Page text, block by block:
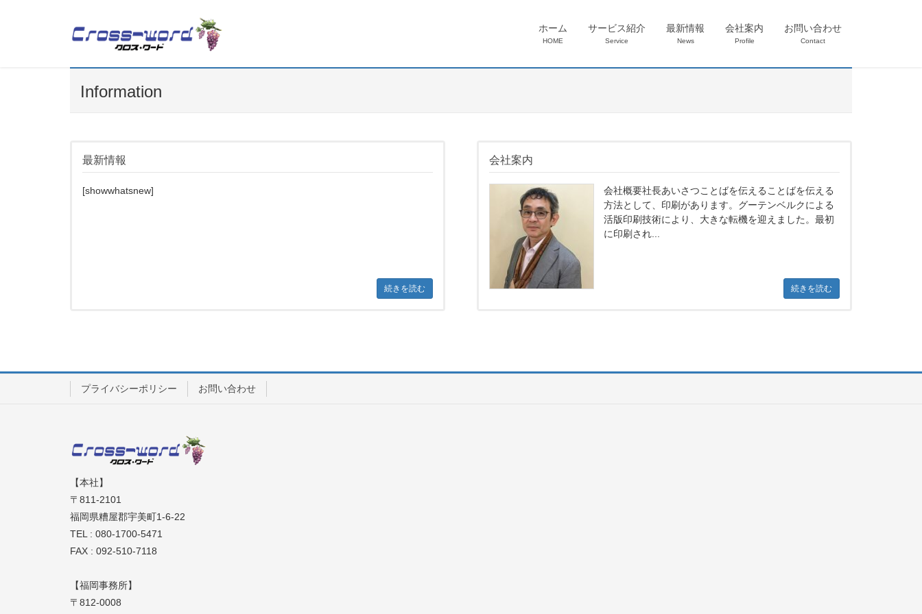
ホーム
HOME
サービス紹介
Service
最新情報
News
会社案内
Profile
お問い合わせ
Contact
Information
最新情報
[showwhatsnew]
続きを読む
会社案内
会社概要社長あいさつことばを伝えることばを伝える
方法として、印刷があります。グーテンベルクによる
活版印刷技術により、大きな転機を迎えました。最初
に印刷され...
続きを読む
プライバシーポリシー お問い合わせ
【本社】
〒811-2101
福岡県糟屋郡宇美町1-6-22
TEL : 080-1700-5471
FAX : 092-510-7118
【福岡事務所】
〒812-0008